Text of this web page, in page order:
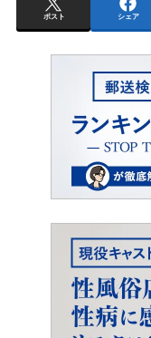
ポスト シェア